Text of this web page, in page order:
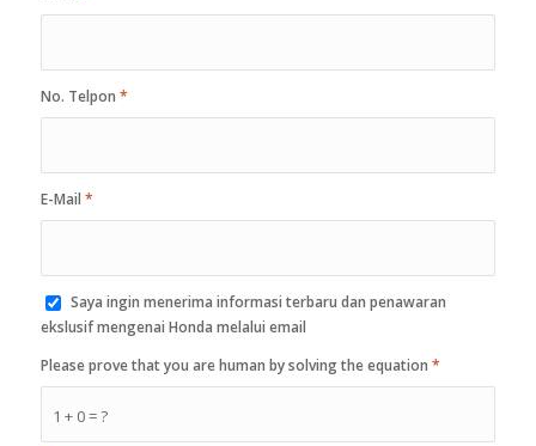
No. Telpon *
E-Mail *
Saya ingin menerima informasi terbaru dan penawaran
ekslusif mengenai Honda melalui email
1 + 0 = ?
Please prove that you are human by solving the equation *